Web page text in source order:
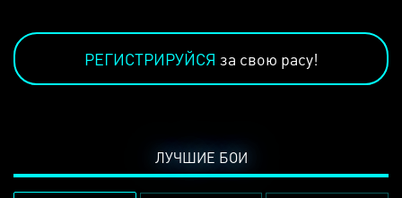
РЕГИСТРИРУЙСЯ за свою расу!
ЛУЧШИЕ БОИ